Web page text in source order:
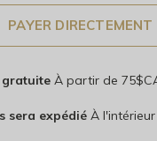
PAYER DIRECTEMENT
À partir de
sera expédiéÀ l'intérieur